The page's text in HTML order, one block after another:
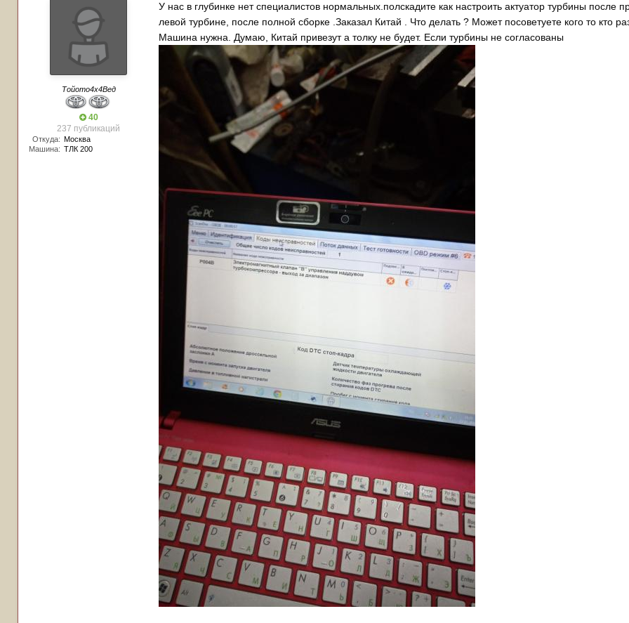
Тойото4х4Вед
40
237 публикаций
Откуда: Москва
Машина: ТЛК 200
У нас в глубинке нет специалистов нормальных.полскадите как настроить актуатор турбины
левой турбине, после полной сборке .Заказал Китай . Что делать ? Может посоветуете кого то кто
Машина нужна. Думаю, Китай привезут а толку не будет. Если турбины не согласованы